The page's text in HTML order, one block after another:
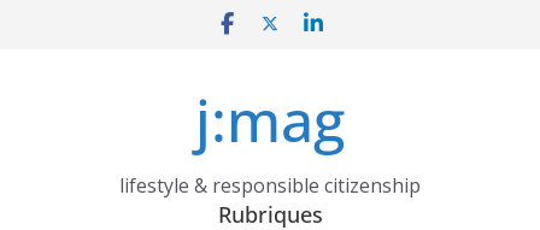
j:mag
lifestyle & responsible citizenship
Rubriques